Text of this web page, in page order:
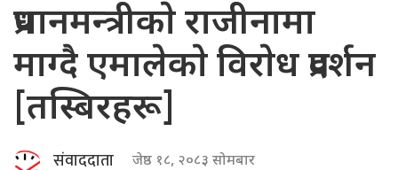
प्रधानमन्त्रीकाे राजीनामा
माग्दै एमालेकाे विराेध प्रदर्शन
[तस्बिरहरू]
संवाददाता जेष्ठ १८, २०८३ सोमबार